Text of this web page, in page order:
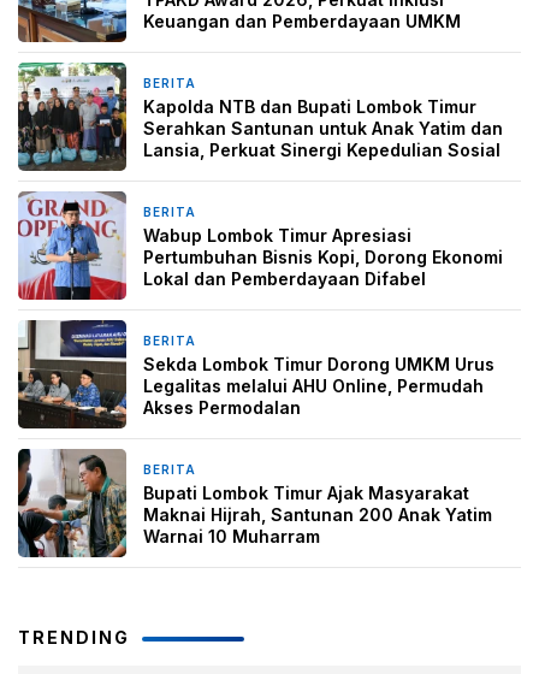
Keuangan dan Pemberdayaan UMKM
BERITA
Kapolda NTB dan Bupati Lombok Timur
Serahkan Santunan untuk Anak Yatim dan
Lansia, Perkuat Sinergi Kepedulian Sosial
BERITA
Wabup Lombok Timur Apresiasi
Pertumbuhan Bisnis Kopi, Dorong Ekonomi
Lokal dan Pemberdayaan Difabel
BERITA
Sekda Lombok Timur Dorong UMKM Urus
Legalitas melalui AHU Online, Permudah
Akses Permodalan
BERITA
Bupati Lombok Timur Ajak Masyarakat
Maknai Hijrah, Santunan 200 Anak Yatim
Warnai 10 Muharram
TRENDING